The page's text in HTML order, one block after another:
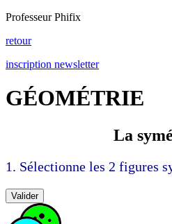
Professeur Phifix
retour
inscription newsletter
GÉOMÉTRIE
La
1. Sélectionne les 2 figures
Valider